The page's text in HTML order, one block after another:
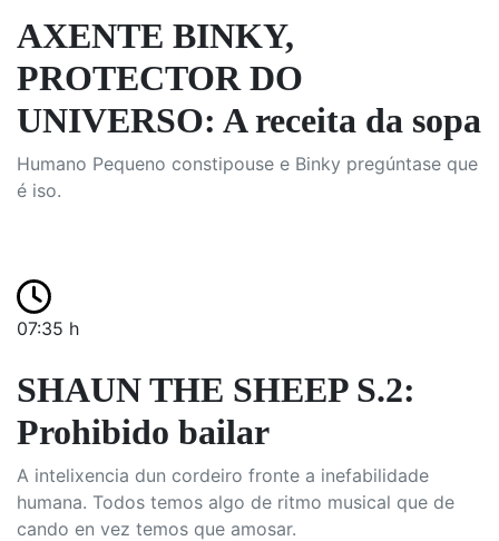
AXENTE BINKY,
PROTECTOR DO
UNIVERSO: A receita da sopa
Humano Pequeno constipouse e Binky pregúntase que
é iso.
07:35 h
SHAUN THE SHEEP S.2:
Prohibido bailar
A intelixencia dun cordeiro fronte a inefabilidade
humana. Todos temos algo de ritmo musical que de
cando en vez temos que amosar.